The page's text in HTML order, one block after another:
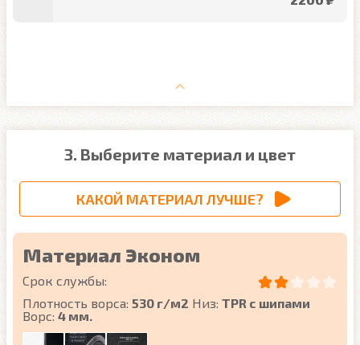
3. Выберите материал и цвет
КАКОЙ МАТЕРИАЛ ЛУЧШЕ?
Материал Эконом
Срок службы:
Плотность ворса: 530 г/м2 Низ: TPR с шипами
Ворс: 4 мм.